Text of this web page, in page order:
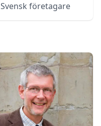
Svensk företagare